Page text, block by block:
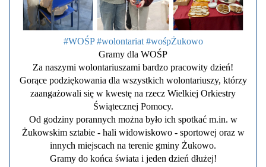
#WOŚP #wolontariat #wośpŻukowo
Gramy dla WOŚP
Za naszymi wolontariuszami bardzo pracowity dzień!
Gorące podziękowania dla wszystkich wolontariuszy, którzy
zaangażowali się w kwestę na rzecz Wielkiej Orkiestry
Świątecznej Pomocy.
Od godziny porannych można było ich spotkać m.in. w
Żukowskim sztabie - hali widowiskowo - sportowej oraz w
innych miejscach na terenie gminy Żukowo.
Gramy do końca świata i jeden dzień dłużej!